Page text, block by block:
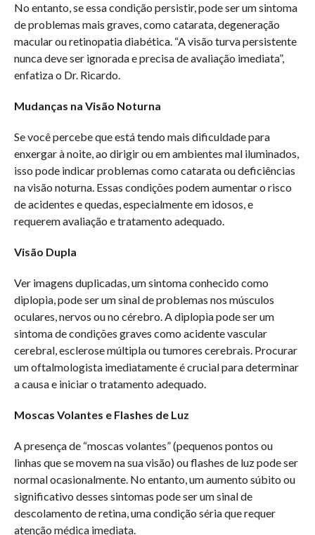
No entanto, se essa condição persistir, pode ser um sintoma
de problemas mais graves, como catarata, degeneração
macular ou retinopatia diabética. “A visão turva persistente
nunca deve ser ignorada e precisa de avaliação imediata”,
enfatiza o Dr. Ricardo.
Mudanças na Visão Noturna
Se você percebe que está tendo mais dificuldade para
enxergar à noite, ao dirigir ou em ambientes mal iluminados,
isso pode indicar problemas como catarata ou deficiências
na visão noturna. Essas condições podem aumentar o risco
de acidentes e quedas, especialmente em idosos, e
requerem avaliação e tratamento adequado.
Visão Dupla
Ver imagens duplicadas, um sintoma conhecido como
diplopia, pode ser um sinal de problemas nos músculos
oculares, nervos ou no cérebro. A diplopia pode ser um
sintoma de condições graves como acidente vascular
cerebral, esclerose múltipla ou tumores cerebrais. Procurar
um oftalmologista imediatamente é crucial para determinar
a causa e iniciar o tratamento adequado.
Moscas Volantes e Flashes de Luz
A presença de “moscas volantes” (pequenos pontos ou
linhas que se movem na sua visão) ou flashes de luz pode ser
normal ocasionalmente. No entanto, um aumento súbito ou
significativo desses sintomas pode ser um sinal de
descolamento de retina, uma condição séria que requer
atenção médica imediata.